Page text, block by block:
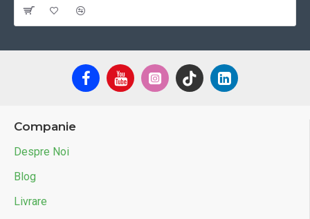
Companie
Despre Noi
Blog
Livrare